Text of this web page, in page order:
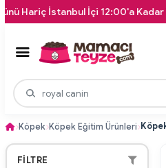
İstanbul İçi 12:00'a Kadar Verilen
Köpek Köpek Eğitim Ürünleri
FILTRE